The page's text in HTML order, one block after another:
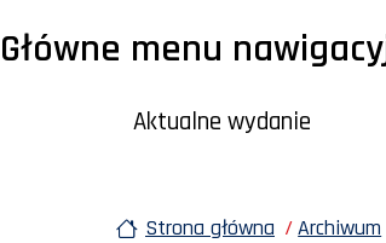
Główne menu
Aktualne wydanie
Strona główna Archiwum